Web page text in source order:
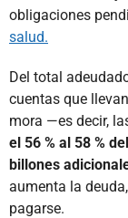
obligaciones
salud.
Del total
cuentas que
mora —es decir,
el 56 % al 58 %
billones
aumenta la
pagarse.